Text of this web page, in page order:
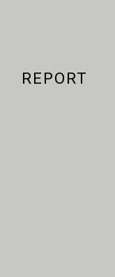
REPORT